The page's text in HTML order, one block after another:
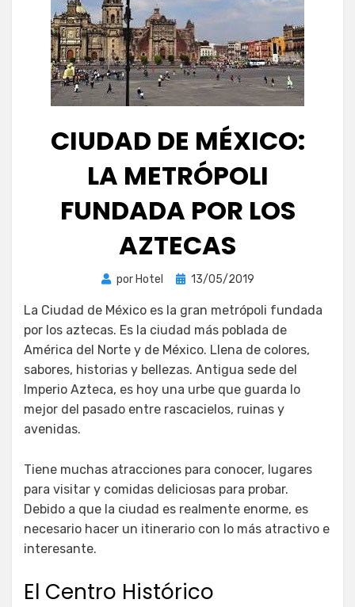
CIUDAD DE MÉXICO:
LA METRÓPOLI
FUNDADA POR LOS
AZTECAS
por Hotel
Publicada
13/05/2019
La Ciudad de México es la gran metrópoli fundada
por los aztecas. Es la ciudad más poblada de
América del Norte y de México. Llena de colores,
sabores, historias y bellezas. Antigua sede del
Imperio Azteca, es hoy una urbe que guarda lo
mejor del pasado entre rascacielos, ruinas y
avenidas.
Tiene muchas atracciones para conocer, lugares
para visitar y comidas deliciosas para probar.
Debido a que la ciudad es realmente enorme, es
necesario hacer un itinerario con lo más atractivo e
interesante.
El Centro Histórico